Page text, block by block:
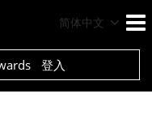
简体中文
登入